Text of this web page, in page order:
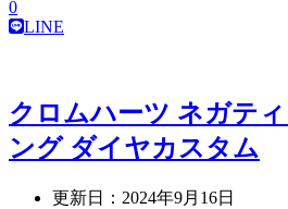
0
LINE
クロムハーツ ネガテ
ング ダイヤカスタム
更新日： 2024年9月16日